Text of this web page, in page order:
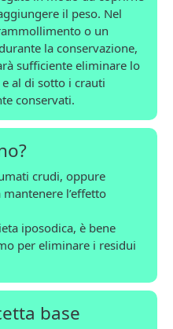
il peso. Nel
o un
la conservazione,
sufficiente eliminare lo
al di sotto i crauti
conservati.
crudi, oppure
l’effetto
iposodica, è bene
per eliminare i residui
base